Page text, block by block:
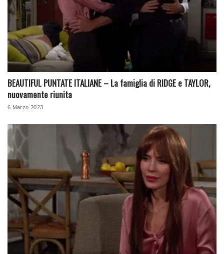
BEAUTIFUL PUNTATE ITALIANE – La famiglia di RIDGE e TAYLOR,
nuovamente riunita
6 Marzo 2023